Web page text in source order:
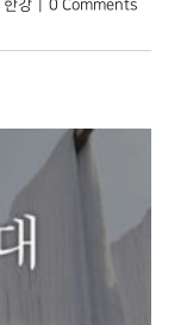
한강
0 Comments